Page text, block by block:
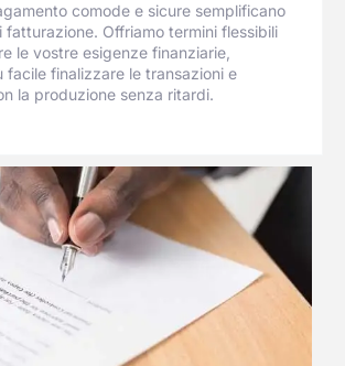
comode e sicure semplificano
fatturazione. Offriamo termini flessibili
le vostre esigenze finanziarie,
facile finalizzare le transazioni e
la produzione senza ritardi.